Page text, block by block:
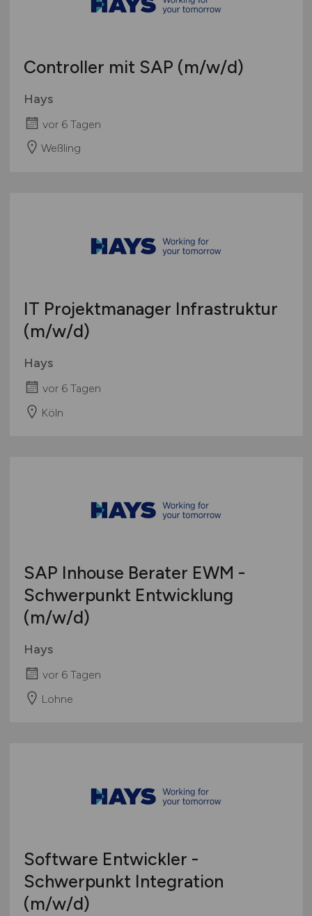
Controller mit SAP (m/w/d)
Hays
vor 6 Tagen
Weßling
IT Projektmanager Infrastruktur
(m/w/d)
Hays
vor 6 Tagen
Köln
SAP Inhouse Berater EWM -
Schwerpunkt Entwicklung
(m/w/d)
Hays
vor 6 Tagen
Lohne
Software Entwickler -
Schwerpunkt Integration
(m/w/d)